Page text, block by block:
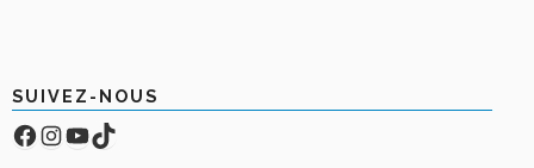
SUIVEZ-NOUS
Facebook
Compte Instagram
YouTube
TikTok